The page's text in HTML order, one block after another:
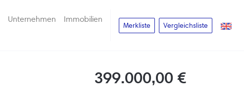
Unternehmen Immobilien
Merkliste Vergleichsliste
399.000,00 €